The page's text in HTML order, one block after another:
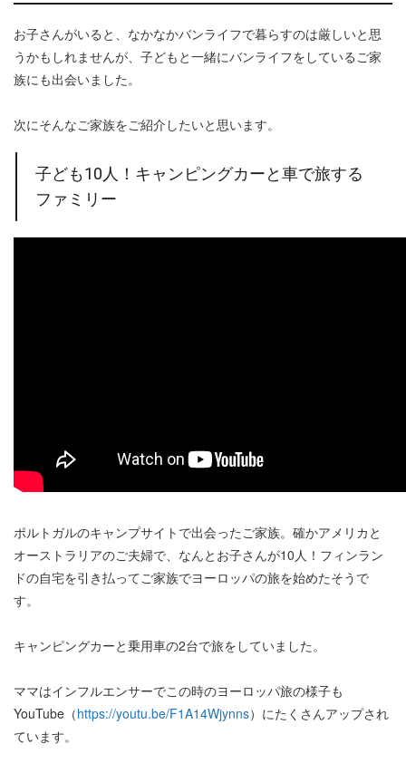
お子さんがいると、なかなかバンライフで暮らすのは厳しいと思
うかもしれませんが、子どもと一緒にバンライフをしているご家
族にも出会いました。
次にそんなご家族をご紹介したいと思います。
子ども10人！キャンピングカーと車で旅する
ファミリー
ポルトガルのキャンプサイトで出会ったご家族。確かアメリカと
オーストラリアのご夫婦で、なんとお子さんが10人！フィンラン
ドの自宅を引き払ってご家族でヨーロッパの旅を始めたそうで
す。
キャンピングカーと乗用車の2台で旅をしていました。
ママはインフルエンサーでこの時のヨーロッパ旅の様子も
YouTube（https://youtu.be/F1A14Wjynns）にたくさんアップされ
ています。